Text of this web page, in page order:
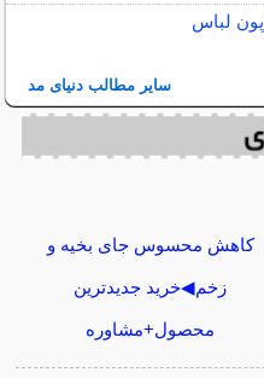
لباس
سایر مطالب دنیای مد
کاهش محسوس جای بخیه و
زخم◀خرید جدیدترین
محصول+مشاوره